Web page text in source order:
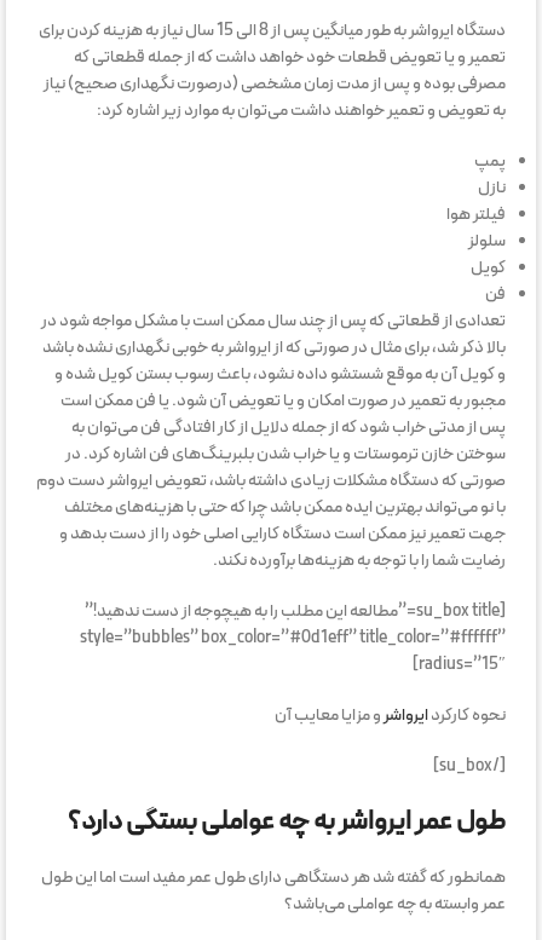
دستگاه ایرواشر به طور میانگین پس از 8 الی 15 سال نیاز به هزینه کردن برای
تعمیر و یا تعویض قطعات خود خواهد داشت که از جمله قطعاتی که
مصرفی بوده و پس از مدت زمان مشخصی (درصورت نگهداری صحیح) نیاز
به تعویض و تعمیر خواهند داشت می‌توان به موارد زیر اشاره کرد:
پمپ
نازل
فیلتر هوا
سلولز
کویل
فن
تعدادی از قطعاتی که پس از چند سال ممکن است با مشکل مواجه شود در
بالا ذکر شد، برای مثال در صورتی که از ایرواشر به خوبی نگهداری نشده باشد
و کویل آن به موقع شستشو داده نشود، باعث رسوب بستن کویل شده و
مجبور به تعمیر در صورت امکان و یا تعویض آن شود. یا فن ممکن است
پس از مدتی خراب شود که از جمله دلایل از کار افتادگی فن می‌توان به
سوختن خازن ترموستات و یا خراب شدن بلبرینگ‌های فن اشاره کرد. در
صورتی که دستگاه مشکلات زیادی داشته باشد، تعویض ایرواشر دست دوم
با نو می‌تواند بهترین ایده ممکن باشد چرا که حتی با هزینه‌های مختلف
جهت تعمیر نیز ممکن است دستگاه کارایی اصلی خود را از دست بدهد و
رضایت شما را با توجه به هزینه‌ها برآورده نکند.
[su_box title=”مطالعه این مطلب را به هیچوجه از دست ندهید!”
style=”bubbles” box_color=”#0d1eff” title_color=”#ffffff”
radius=”15″]
نحوه کارکردایرواشرو مزایا معایب آن
[/su_box]
طول عمر ایرواشر به چه عواملی بستگی دارد؟
همانطور که گفته شد هر دستگاهی دارای طول عمر مفید است اما این طول
عمر وابسته به چه عواملی می‌باشد؟